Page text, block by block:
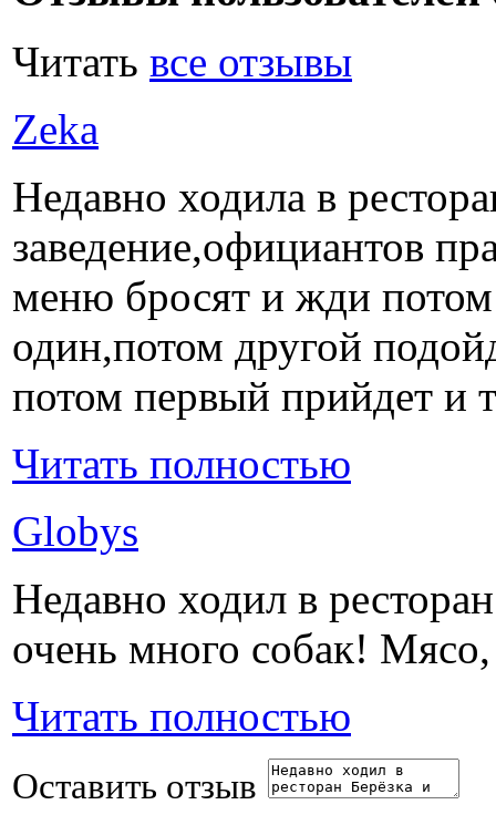
Читать все отзывы
Zeka
Недавно ходила в
заведение,официантов
меню бросят и жди потом
один,потом другой
потом первый прийдет и
Читать полностью
Globys
Недавно ходил в
очень много собак!
Читать полностью
Оставить отзыв